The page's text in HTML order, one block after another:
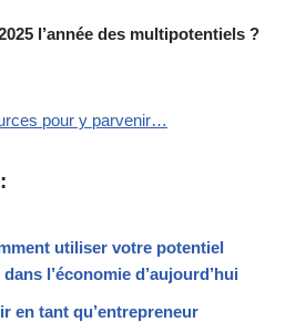
l’année des multipotentiels ?
pour y parvenir…
utiliser votre potentiel
l’économie d’aujourd’hui
en tant qu’entrepreneur